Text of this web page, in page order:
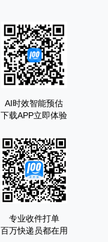
AI时效智能预估
下载APP立即体验
专业收件打单
百万快递员都在用